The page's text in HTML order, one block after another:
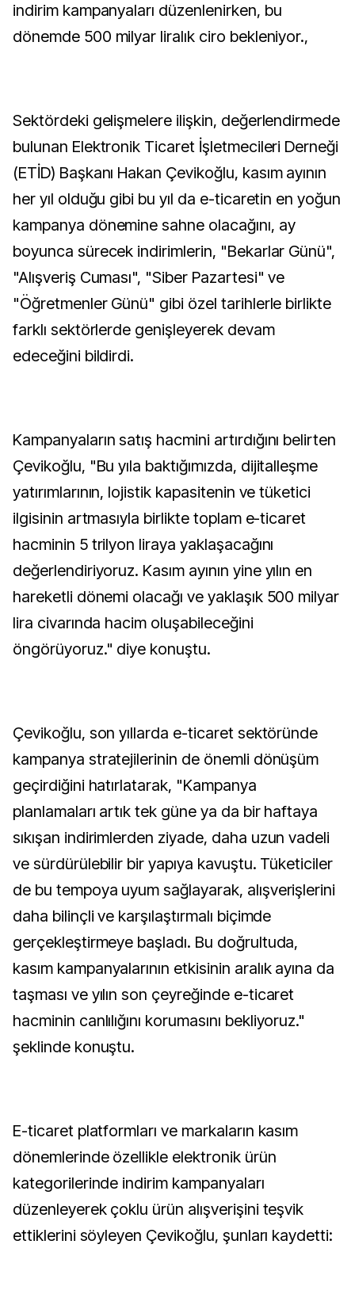
indirim kampanyaları düzenlenirken, bu
dönemde 500 milyar liralık ciro bekleniyor.,
Sektördeki gelişmelere ilişkin, değerlendirmede
bulunan Elektronik Ticaret İşletmecileri Derneği
(ETİD) Başkanı Hakan Çevikoğlu, kasım ayının
her yıl olduğu gibi bu yıl da e-ticaretin en yoğun
kampanya dönemine sahne olacağını, ay
boyunca sürecek indirimlerin, "Bekarlar Günü",
"Alışveriş Cuması", "Siber Pazartesi" ve
"Öğretmenler Günü" gibi özel tarihlerle birlikte
farklı sektörlerde genişleyerek devam
edeceğini bildirdi.
Kampanyaların satış hacmini artırdığını belirten
Çevikoğlu, "Bu yıla baktığımızda, dijitalleşme
yatırımlarının, lojistik kapasitenin ve tüketici
ilgisinin artmasıyla birlikte toplam e-ticaret
hacminin 5 trilyon liraya yaklaşacağını
değerlendiriyoruz. Kasım ayının yine yılın en
hareketli dönemi olacağı ve yaklaşık 500 milyar
lira civarında hacim oluşabileceğini
öngörüyoruz." diye konuştu.
Çevikoğlu, son yıllarda e-ticaret sektöründe
kampanya stratejilerinin de önemli dönüşüm
geçirdiğini hatırlatarak, "Kampanya
planlamaları artık tek güne ya da bir haftaya
sıkışan indirimlerden ziyade, daha uzun vadeli
ve sürdürülebilir bir yapıya kavuştu. Tüketiciler
de bu tempoya uyum sağlayarak, alışverişlerini
daha bilinçli ve karşılaştırmalı biçimde
gerçekleştirmeye başladı. Bu doğrultuda,
kasım kampanyalarının etkisinin aralık ayına da
taşması ve yılın son çeyreğinde e-ticaret
hacminin canlılığını korumasını bekliyoruz."
şeklinde konuştu.
E-ticaret platformları ve markaların kasım
dönemlerinde özellikle elektronik ürün
kategorilerinde indirim kampanyaları
düzenleyerek çoklu ürün alışverişini teşvik
ettiklerini söyleyen Çevikoğlu, şunları kaydetti: